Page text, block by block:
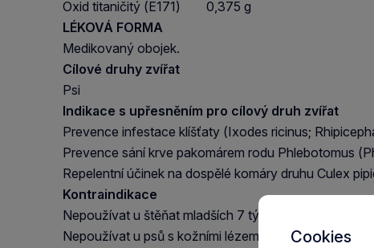
Oxid titaničitý (E171) 0,375 g
LÉKOVÁ FORMA
Medikovaný obojek.
Cílové druhy zvířat
Psi
Indikace s upřesněním pro cílový druh zvířat
Prevence infestace klíšťaty (Ixodes ricinus;
Prevence sání krve pakomárem rodu Phlebotomus
Repelentní účinek na dospělé komáry druhu Culex
Kontraindikace
Nepoužívat u štěňat mladších 7 týdnů.
Nepoužívat u psů s kožními lézemi.
Cookies